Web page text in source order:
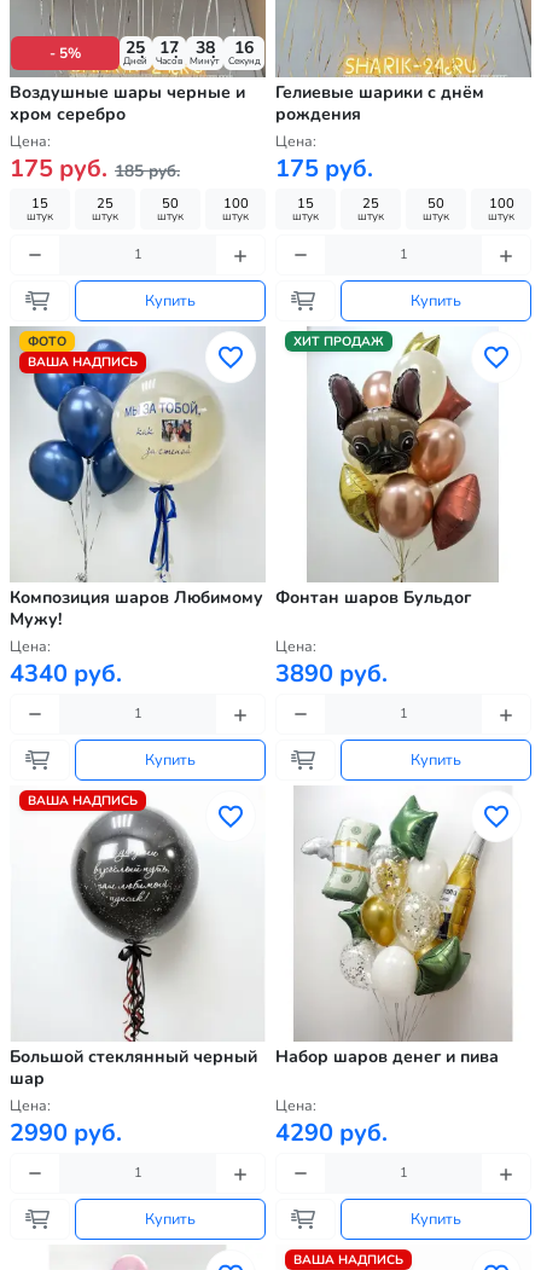
- 5% 25
Дней
17
Часов
38
Минут
14
Секунд
Воздушные шары черные и
хром серебро
Цена:
175 руб. 185 руб.
15
штук
25
штук
50
штук
100
штук
Купить
Гелиевые шарики с днём
рождения
Цена:
175 руб.
15
штук
25
штук
50
штук
100
штук
Купить
ФОТО
ВАША НАДПИСЬ
Композиция шаров Любимому
Мужу!
Цена:
4340 руб.
Купить
ХИТ ПРОДАЖ
Фонтан шаров Бульдог
Цена:
3890 руб.
Купить
ВАША НАДПИСЬ
Большой стеклянный черный
шар
Цена:
2990 руб.
Купить
Набор шаров денег и пива
Цена:
4290 руб.
Купить
ВАША НАДПИСЬ